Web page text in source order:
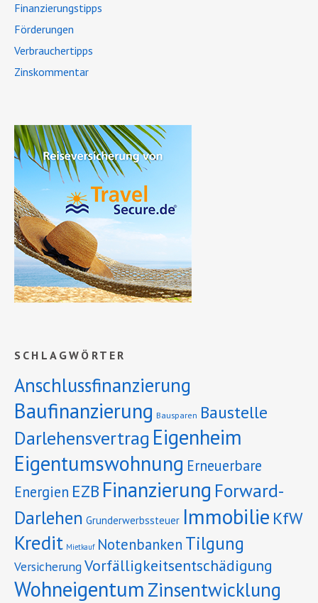
Finanzierungstipps
Förderungen
Verbrauchertipps
Zinskommentar
SCHLAGWÖRTER
Anschlussfinanzierung
Baufinanzierung Bausparen Baustelle
Darlehensvertrag Eigenheim
Eigentumswohnung Erneuerbare
Energien EZB Finanzierung Forward-
Darlehen Grunderwerbssteuer Immobilie KfW
Kredit Mietkauf Notenbanken Tilgung
VersicherungVorfälligkeitsentschädigung
Wohneigentum Zinsentwicklung